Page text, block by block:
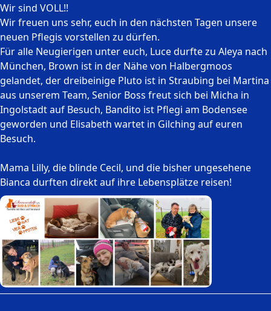
Wir sind VOLL!!
Wir freuen uns sehr, euch in den nächsten Tagen unsere
neuen Pflegis vorstellen zu dürfen.
Für alle Neugierigen unter euch, Luce durfte zu Aleya nach
München, Brown ist in der Nähe von Halbergmoos
gelandet, der dreibeinige Pluto ist in Straubing bei Martina
aus unserem Team, Senior Boss freut sich bei Micha in
Ingolstadt auf Besuch, Bandito ist Pflegi am Bodensee
geworden und Elisabeth wartet in Gilching auf euren
Besuch.
Mama Lilly, die blinde Cecil, und die bisher ungesehene
Bianca durften direkt auf ihre Lebensplätze reisen!